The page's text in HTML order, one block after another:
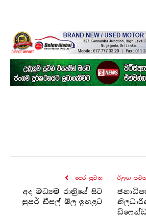
පෙර පුව​ත
අද මධ්‍යම රාත්‍රියේ සිට
සුපර් ඩීසල් මිල ඉහළට
ඊළඟ